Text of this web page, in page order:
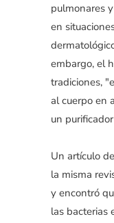
pulmonares
en
embargo, el
tradiciones,
al cuerpo en
un
Un artículo
la misma
y encontró
las bacterias